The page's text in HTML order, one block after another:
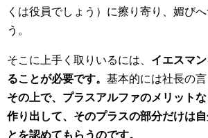
くは役員でしょう）に擦り寄り、媚び
う。
そこに上手く取りいるには、 イエスマ
ることが必要です。 基本的には社長の言
その上で、プラスアルファのメリット
作り出して、そのプラスの部分だけは
とを認めてもらうのです。